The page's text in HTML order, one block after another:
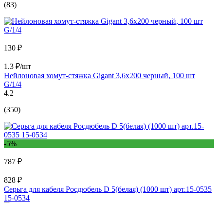
(83)
130 ₽
1.3 ₽/шт
Нейлоновая хомут-стяжка Gigant 3,6х200 черный, 100 шт
G/1/4
4.2
(350)
-5%
787 ₽
828 ₽
Серьга для кабеля Росдюбель D 5(белая) (1000 шт) арт.15-0535
15-0534